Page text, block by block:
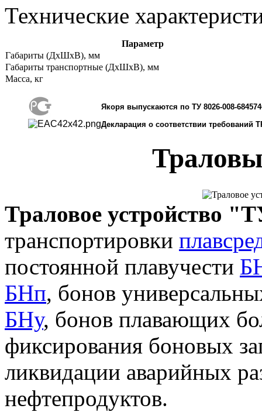
Технические
Параметр
Габариты (ДхШхВ), мм
Габариты транспортные (ДхШхВ), мм
Масса, кг
Якоря выпускаются по ТУ 8026-008-
Декларация о соответствии требований
Траловое устройство
транспортировки
постоянной плавучести
БНп, бонов
БНу, бонов плавающих
фиксирования боновых
ликвидации аварийных
нефтепродуктов.